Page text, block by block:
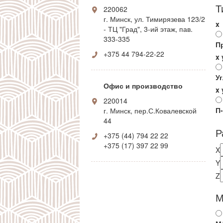
220062
г. Минск, ул. Тимирязева 123/2
- ТЦ "Град", 3-ий этаж, пав.
333-335
+375 44 794-22-22
Офис и производство
220014
г. Минск, пер.С.Ковалевской
44
+375 (44) 794 22 22
+375 (17) 397 22 99
x
x
x
X
Y
Z